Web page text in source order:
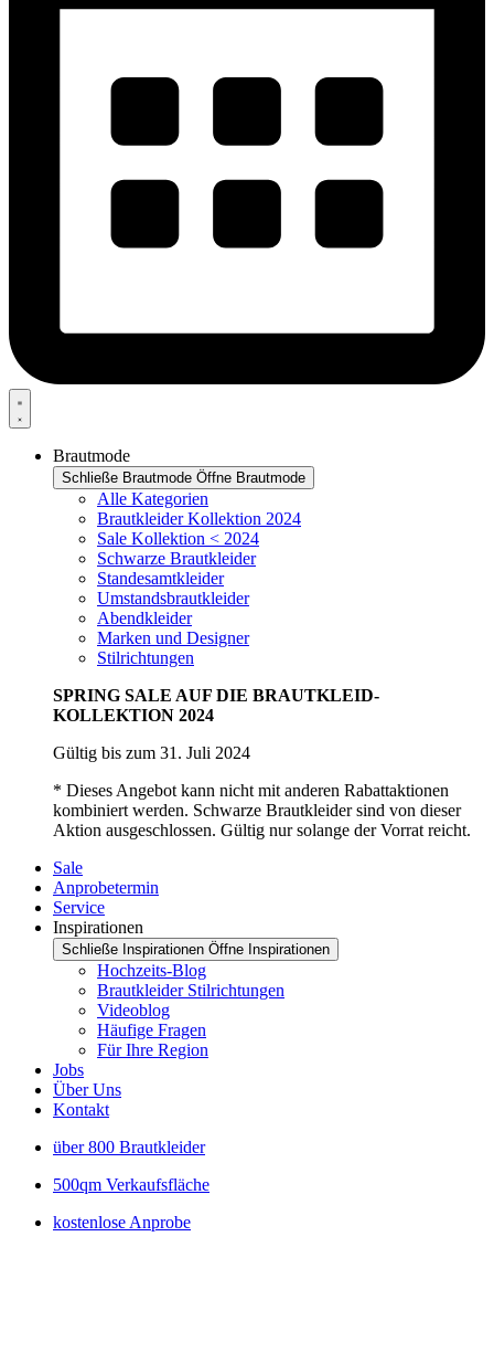
Brautmode
Schließe Brautmode Öffne Brautmode
Alle Kategorien
Brautkleider Kollektion 2024
Sale Kollektion < 2024
Schwarze Brautkleider
Standesamtkleider
Umstandsbrautkleider
Abendkleider
Marken und Designer
Stilrichtungen
SPRING SALE AUF DIE BRAUTKLEID-
KOLLEKTION 2024
Gültig bis zum 31. Juli 2024
* Dieses Angebot kann nicht mit anderen Rabattaktionen
kombiniert werden. Schwarze Brautkleider sind von dieser
Aktion ausgeschlossen. Gültig nur solange der Vorrat reicht.
Sale
Anprobetermin
Service
Inspirationen
Schließe Inspirationen Öffne Inspirationen
Hochzeits-Blog
Brautkleider Stilrichtungen
Videoblog
Häufige Fragen
Für Ihre Region
Jobs
Über Uns
Kontakt
über 800 Brautkleider
500qm Verkaufsfläche
kostenlose Anprobe